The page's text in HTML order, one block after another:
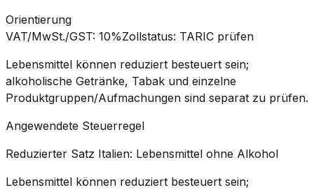
Orientierung
VAT/MwSt./GST: 10%Zollstatus: TARIC prüfen
Lebensmittel können reduziert besteuert sein;
alkoholische Getränke, Tabak und einzelne
Produktgruppen/Aufmachungen sind separat zu prüfen.
Angewendete Steuerregel
Reduzierter Satz Italien: Lebensmittel ohne Alkohol
Lebensmittel können reduziert besteuert sein;